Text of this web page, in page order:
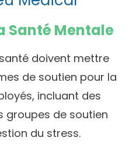
Santé Mentale
doivent mettre
de soutien pour la
incluant des
groupes de soutien
du stress.